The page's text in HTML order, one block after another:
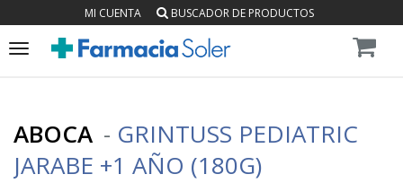
MI CUENTA BUSCADOR DE PRODUCTOS
Toggle
ABOCA - GRINTUSS PEDIATRIC
JARABE +1 AÑO (180G)